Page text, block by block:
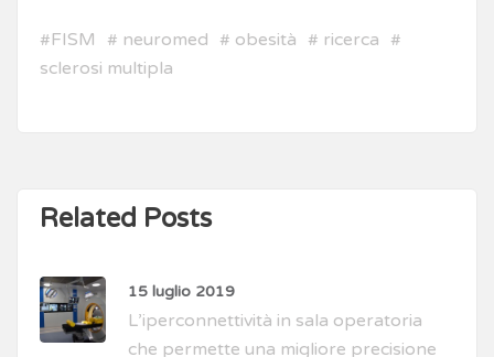
#FISM # neuromed # obesità # ricerca #
sclerosi multipla
Related Posts
15 luglio 2019
L’iperconnettività in sala operatoria
che permette una migliore precisione